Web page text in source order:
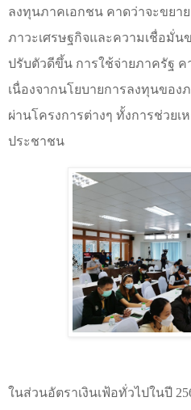
ลงทุนภาคเอกชน คาดว่าจะขยา
ภาวะเศรษฐกิจและความเชื่อมั่
ปรับตัวดีขึ้น การใช้จ่ายภาครัฐ ค
เนื่องจากนโยบายการลงทุนของ
ผ่านโครงการต่างๆ ทั้งการช่วย
ประชาชน
ในส่วนอัตราเงินเฟ้อทั่วไปในปี